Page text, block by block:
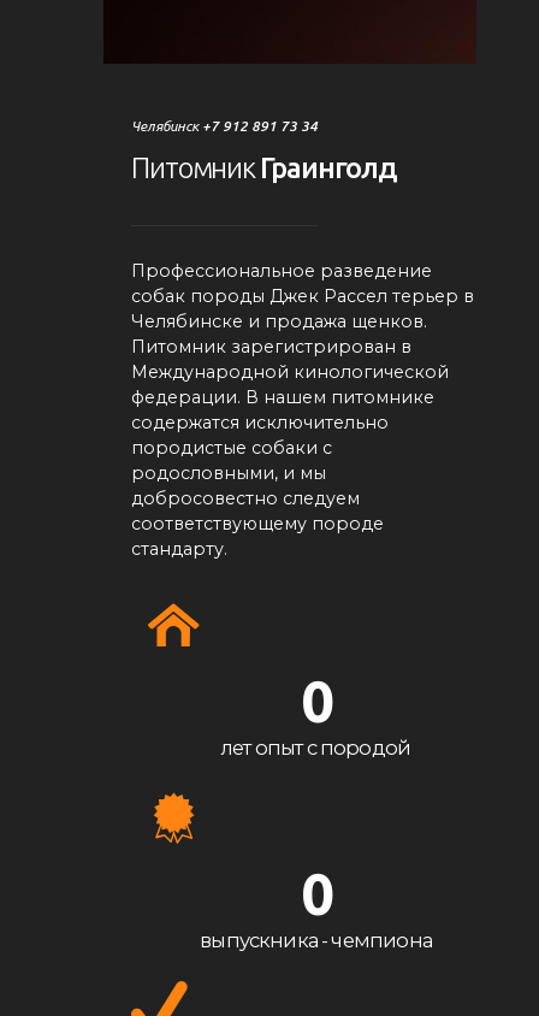
Челябинск +7 912 891 73 34
Питомник Граинголд
Профессиональное разведение
собак породы Джек Рассел терьер в
Челябинске и продажа щенков.
Питомник зарегистрирован в
Международной кинологической
федерации. В нашем питомнике
содержатся исключительно
породистые собаки с
родословными, и мы
добросовестно следуем
соответствующему породе
стандарту.
0
лет опыт с породой
0
выпускника - чемпиона